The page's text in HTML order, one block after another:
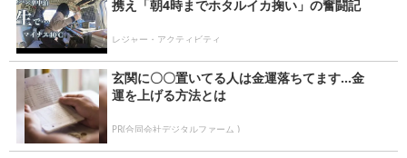
携え「朝4時までホタルイカ掬い」の奮闘記
レジャー・アクティビティ
玄関に〇〇置いてる人は金運落ちてます…金
運を上げる方法とは
PR(合同会社デジタルファーム )